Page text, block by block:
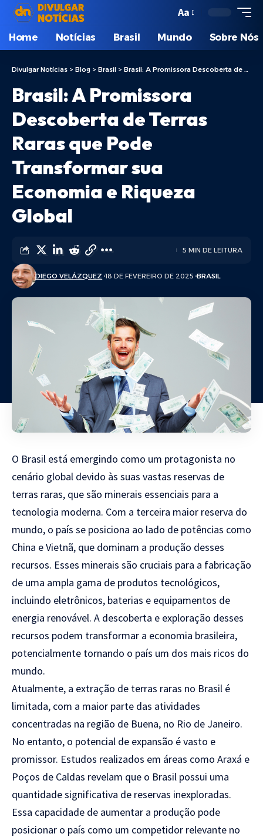
Aa
Home Notícias Brasil Mundo Sobre Nós
Divulgar Notícias > Blog > Brasil > Brasil: A Promissora Descoberta de Terras Raras que Pode Transformar sua Economia e Riqueza Global
Brasil: A Promissora
Descoberta de Terras
Raras que Pode
Transformar sua
Economia e Riqueza
Global
DIEGO VELÁZQUEZ 18 DE FEVEREIRO DE 2025 BRASIL
5 MIN DE LEITURA
O Brasil está emergindo como um protagonista no
cenário global devido às suas vastas reservas de
terras raras, que são minerais essenciais para a
tecnologia moderna. Com a terceira maior reserva do
mundo, o país se posiciona ao lado de potências como
China e Vietnã, que dominam a produção desses
recursos. Esses minerais são cruciais para a fabricação
de uma ampla gama de produtos tecnológicos,
incluindo eletrônicos, baterias e equipamentos de
energia renovável. A descoberta e exploração desses
recursos podem transformar a economia brasileira,
potencialmente tornando o país um dos mais ricos do
mundo.
Atualmente, a extração de terras raras no Brasil é
limitada, com a maior parte das atividades
concentradas na região de Buena, no Rio de Janeiro.
No entanto, o potencial de expansão é vasto e
promissor. Estudos realizados em áreas como Araxá e
Poços de Caldas revelam que o Brasil possui uma
quantidade significativa de reservas inexploradas.
Essa capacidade de aumentar a produção pode
posicionar o país como um competidor relevante no